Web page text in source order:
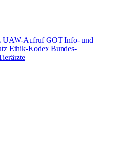
UAW-Aufruf GOT Info- und
Ethik-Kodex Bundes-